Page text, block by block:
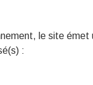
le site émet
: